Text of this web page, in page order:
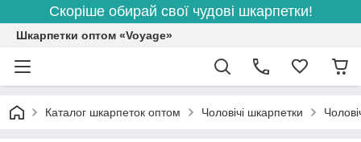
Скоріше обирай свої чудові шкарпетки!
Шкарпетки оптом «Voyage»
Каталог шкарпеток оптом Чоловічі шкарпетки